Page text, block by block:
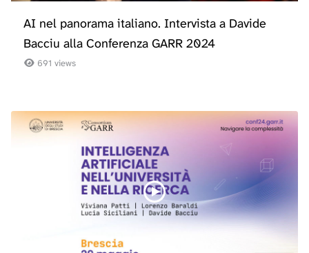
AI nel panorama italiano. Intervista a Davide
Bacciu alla Conferenza GARR 2024
691 views